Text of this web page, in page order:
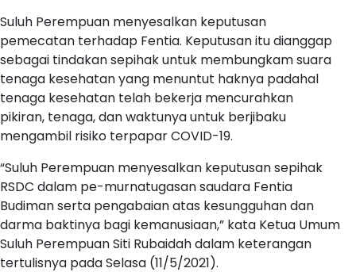
Suluh Perempuan menyesalkan keputusan
pemecatan terhadap Fentia. Keputusan itu dianggap
sebagai tindakan sepihak untuk membungkam suara
tenaga kesehatan yang menuntut haknya padahal
tenaga kesehatan telah bekerja mencurahkan
pikiran, tenaga, dan waktunya untuk berjibaku
mengambil risiko terpapar COVID-19.
“Suluh Perempuan menyesalkan keputusan sepihak
RSDC dalam pe-murnatugasan saudara Fentia
Budiman serta pengabaian atas kesungguhan dan
darma baktinya bagi kemanusiaan,” kata Ketua Umum
Suluh Perempuan Siti Rubaidah dalam keterangan
tertulisnya pada Selasa (11/5/2021).